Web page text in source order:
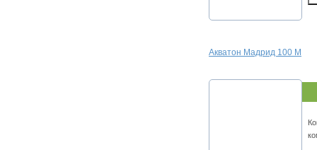
Акватон Мадрид 100 М